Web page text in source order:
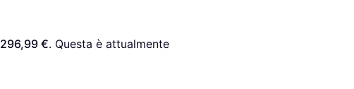
296,99 €. Questa è attualmente